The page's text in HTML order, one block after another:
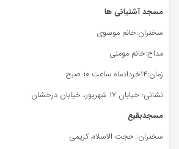
مسجد آشتیانی ها
سخنران:خانم موسوی
مداح:خانم مومنی
زمان:۱۴خردادماه ساعت ۱۰ صبح
نشانی: خیابان ۱۷ شهریور، خیابان درخشان
مسجدبقیع
سخنران: حجت الاسلام کریمی